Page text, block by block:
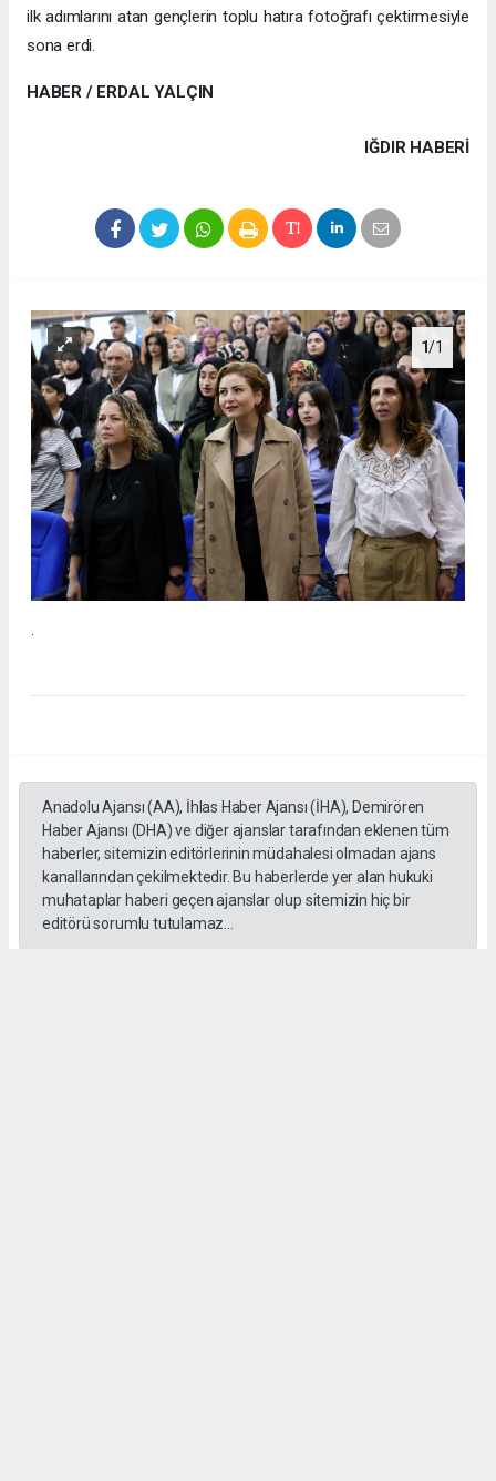
ilk adımlarını atan gençlerin toplu hatıra fotoğrafı çektirmesiyle
sona erdi.
HABER / ERDAL YALÇIN
IĞDIR HABERİ
1/1
Anadolu Ajansı (AA), İhlas Haber Ajansı (İHA), Demirören
Haber Ajansı (DHA) ve diğer ajanslar tarafından eklenen tüm
haberler, sitemizin editörlerinin müdahalesi olmadan ajans
kanallarından çekilmektedir. Bu haberlerde yer alan hukuki
muhataplar haberi geçen ajanslar olup sitemizin hiç bir
editörü sorumlu tutulamaz...